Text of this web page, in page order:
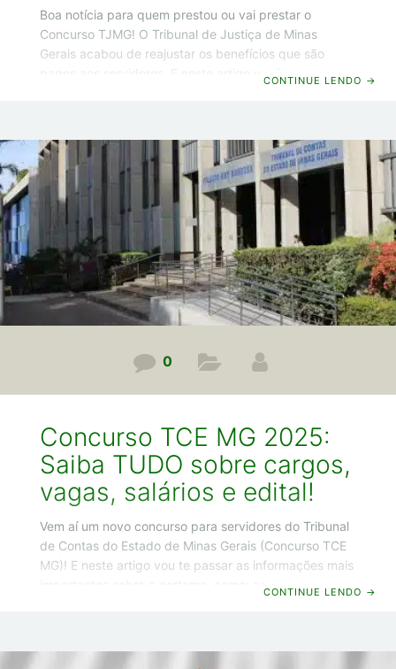
Boa notícia para quem prestou ou vai prestar o
Concurso TJMG! O Tribunal de Justiça de Minas
Gerais acabou de reajustar os benefícios que são
Opa! Guilherme Machado por aqui e já vou começar
indo direto ao ponto, sem enrolação, e vou te mostrar
agora os novos valores dos benefícios dos
CONTINUE LENDO →
0
Concurso TCE MG 2025:
Saiba TUDO sobre cargos,
vagas, salários e edital!
Vem aí um novo concurso para servidores do Tribunal
de Contas do Estado de Minas Gerais (Concurso TCE
MG)! E neste artigo vou te passar as informações mais
CONTINUE LENDO →